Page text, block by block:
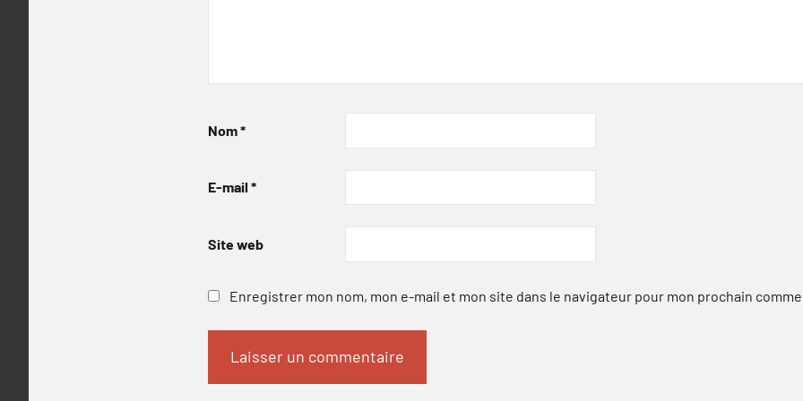
Nom*
E-mail *
Site web
Enregistrer mon nom, mon e-mail et mon site dans le navigateur pour mon prochain